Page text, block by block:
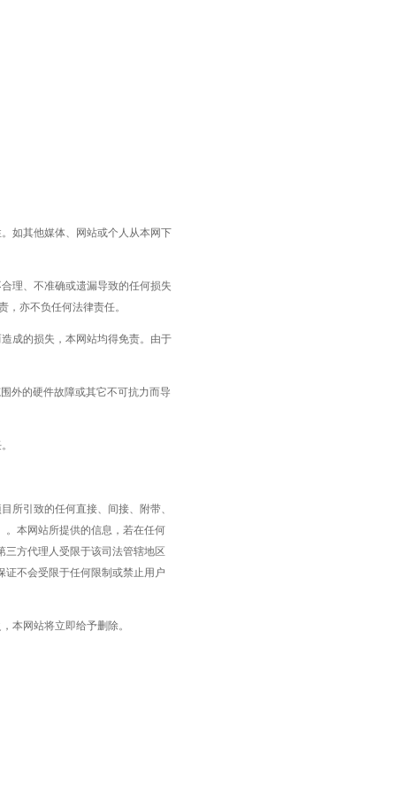
如其他媒体、网站或个人从本网下
理、不准确或遗漏导致的任何损失
亦不负任何法律责任。
成的损失，本网站均得免责。由于
外的硬件故障或其它不可抗力而导
所引致的任何直接、间接、附带、
。本网站所提供的信息，若在任何
方代理人受限于该司法管辖地区
证不会受限于任何限制或禁止用户
本网站将立即给予删除。